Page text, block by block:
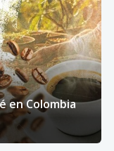
en Colombia